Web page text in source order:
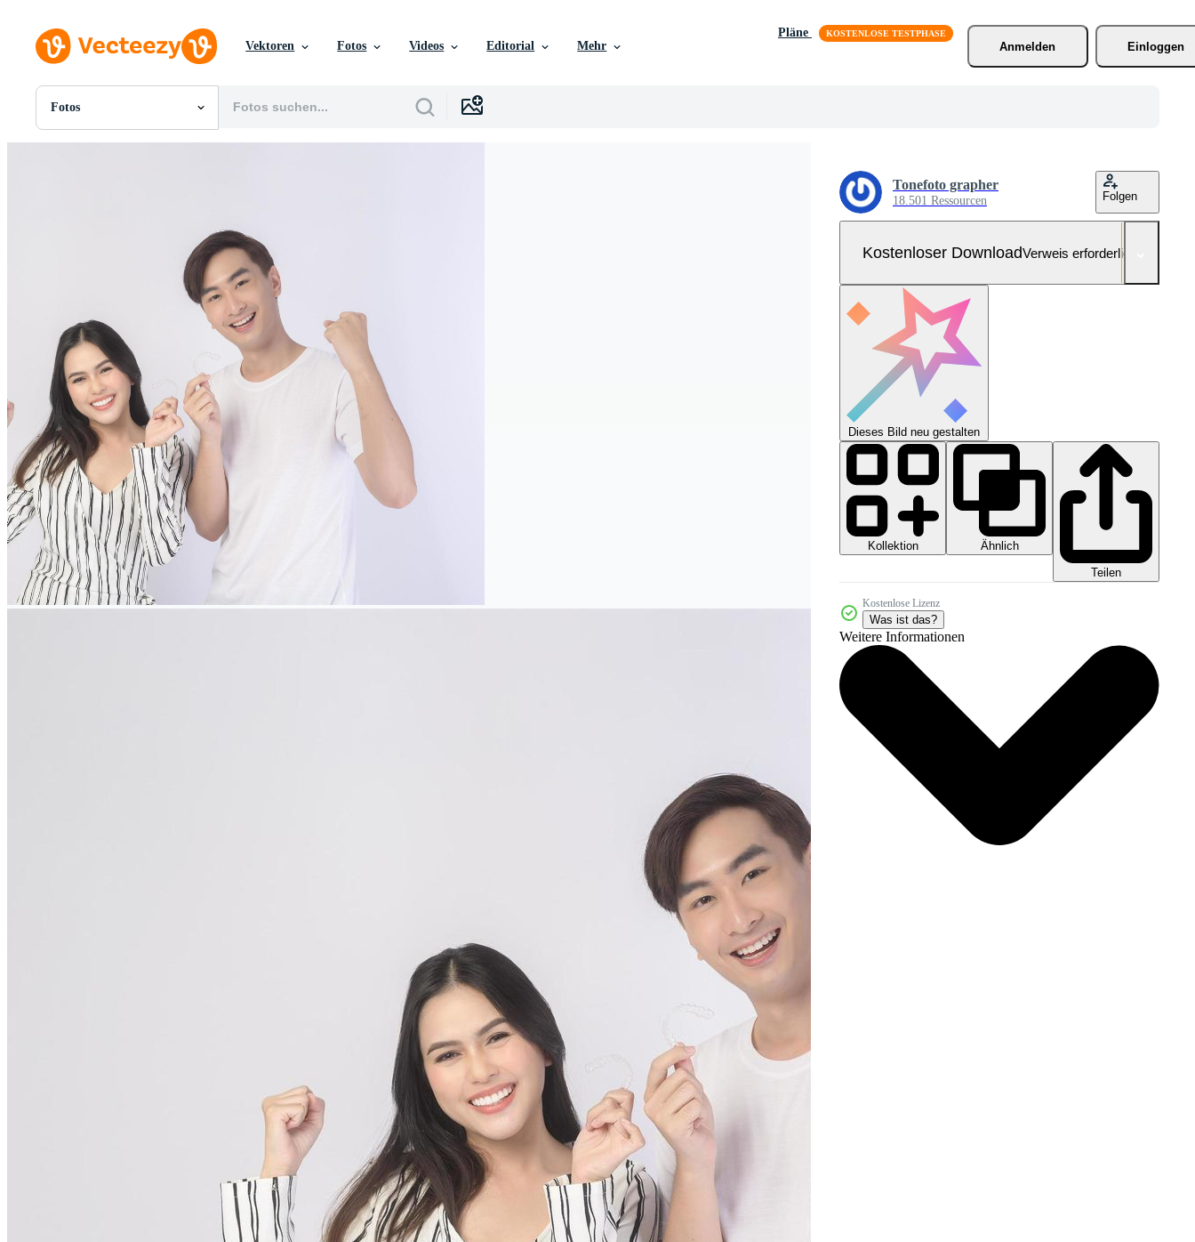
Vektoren Fotos Videos Editorial Mehr
Pläne
Anmelden
Einloggen
Fotos
Alle Bilder
Redaktionelle Ereignisse
Tonefoto grapher
18.501 Ressourcen Folgen
Kostenloser DownloadVerweis erforderlich
Dieses Bild neu gestalten
Kollektion
Ähnlich
Teilen
Kostenlose Lizenz
Was ist das?
Weitere Informationen